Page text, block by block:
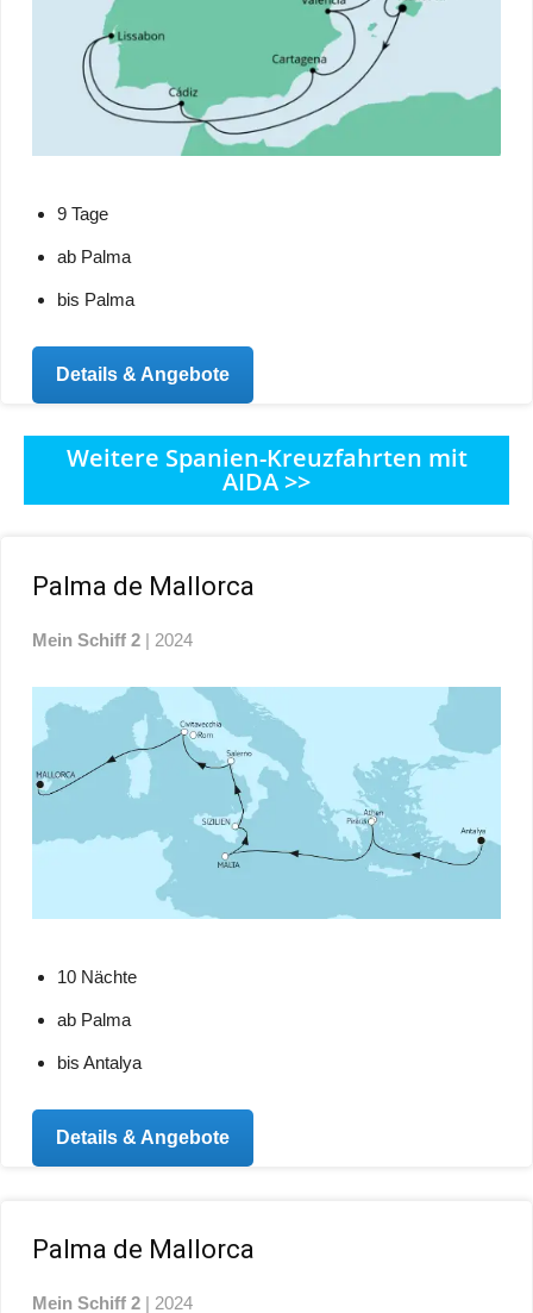
9 Tage
ab Palma
bis Palma
Details & Angebote
Weitere Spanien-Kreuzfahrten mit
AIDA >>
Palma de Mallorca
Mein Schiff 2 | 2024
10 Nächte
ab Palma
bis Antalya
Details & Angebote
Palma de Mallorca
Mein Schiff 2 | 2024